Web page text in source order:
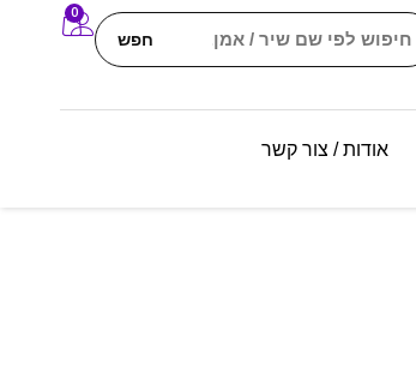
חפש
0
אודות / צור קשר